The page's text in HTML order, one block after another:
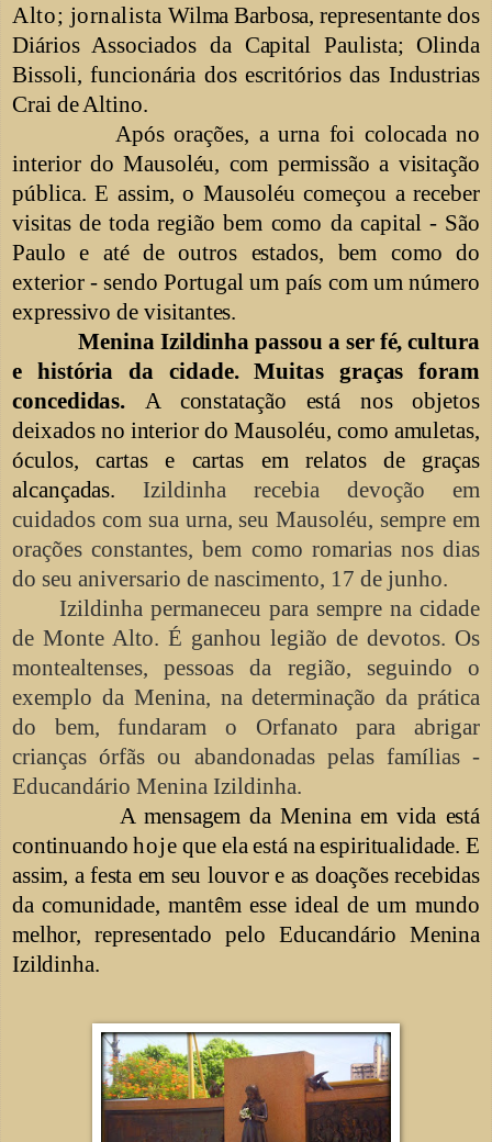
Alto; jornalista Wilma Barbosa,representante dos
Diários Associados da Capital Paulista; Olinda
Bissoli, funcionária dos escritórios das Industrias
Crai de Altino.
Após orações, a urna foi colocada no
interior do Mausoléu, com permissão a visitação
pública. E assim, o Mausoléu começou a receber
visitas de toda região bem como da capital - São
Paulo e até de outros estados, bem como do
exterior - sendo Portugal um país com um número
expressivo de visitantes.
Menina Izildinha passou a ser fé, cultura
e história da cidade. Muitas graças foram
concedidas. A constatação está nos objetos
deixados no interior do Mausoléu, como amuletas,
óculos, cartas e cartas em relatos de graças
alcançadas. Izildinha recebia devoção em
cuidados com sua urna, seu Mausoléu, sempre em
orações constantes, bem como romarias nos dias
do seu aniversario de nascimento, 17 de junho.
Izildinha permaneceu para sempre na cidade
de Monte Alto. É ganhou legião de devotos. Os
montealtenses, pessoas da região, seguindo o
exemplo da Menina, na determinação da prática
do bem, fundaram o Orfanato para abrigar
crianças órfãs ou abandonadas pelas famílias -
Educandário Menina Izildinha.
A mensagem da Menina em vida está
continuandohoje que ela está na espiritualidade. E
assim, a festa em seu louvor e as doações recebidas
da comunidade, mantêm esse ideal de um mundo
melhor, representado pelo Educandário Menina
Izildinha.